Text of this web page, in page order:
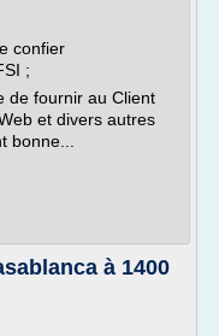
confier
;
de fournir au Client
et divers autres
bonne...
à 1400